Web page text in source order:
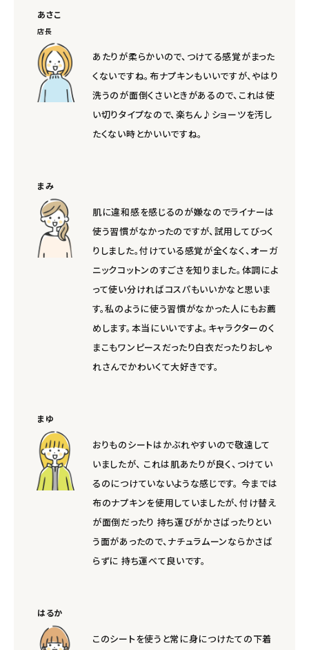
アルモニベルツ
コラム・スタッフのおすすめ
ご利用ガイド等
ログイン
あさこ
店長
あたりが柔らかいので、つけてる感覚がまった
くないですね。布ナプキンもいいですが、やはり
洗うのが面倒くさいときがあるので、これは使
い切りタイプなので、楽ちん♪ショーツを汚し
たくない時とかいいですね。
まみ
肌に違和感を感じるのが嫌なのでライナーは
使う習慣がなかったのですが、試用してびっく
りしました。付けている感覚が全くなく、オーガ
ニックコットンのすごさを知りました。体調によ
って使い分ければコスパもいいかなと思いま
す。私のように使う習慣がなかった人にもお薦
めします。本当にいいですよ。キャラクターのく
まこもワンピースだったり白衣だったりおしゃ
れさんでかわいくて大好きです。
まゆ
おりものシートはかぶれやすいので敬遠して
いましたが、 これは肌あたりが良く、つけてい
るのにつけていないような感じです。 今までは
布のナプキンを使用していましたが、付け替え
が面倒だったり 持ち運びがかさばったりとい
う面があったので、ナチュラムーンならかさば
らずに 持ち運べて良いです。
はるか
このシートを使うと常に身につけたての下着